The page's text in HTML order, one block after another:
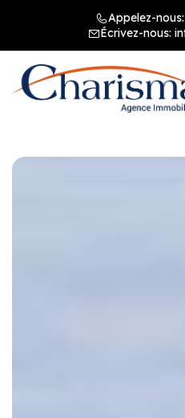
Appelez-nous:
Écrivez-nous: